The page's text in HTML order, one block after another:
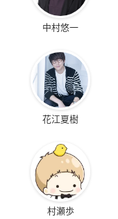
中村悠一
花江夏樹
村瀬歩